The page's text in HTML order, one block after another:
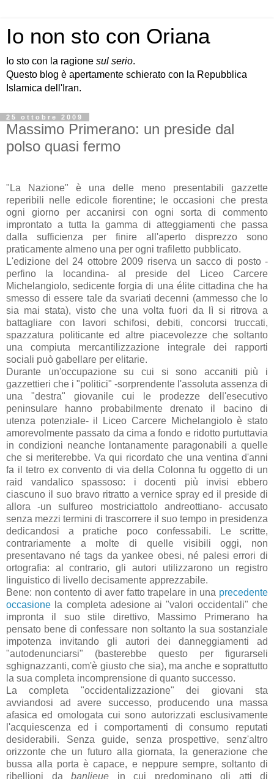
Io non sto con Oriana
Io sto con la ragione sul serio.
Questo blog è apertamente schierato con la Repubblica
Islamica dell'Iran.
25 ottobre 2009
Massimo Primerano: un preside dal
polso quasi fermo
"La Nazione" è una delle meno presentabili gazzette
reperibili nelle edicole fiorentine; le occasioni che presta
ogni giorno per accanirsi con ogni sorta di commento
improntato a tutta la gamma di atteggiamenti che passa
dalla sufficienza per finire all'aperto disprezzo sono
praticamente almeno una per ogni trafiletto pubblicato.
L'edizione del 24 ottobre 2009 riserva un sacco di posto -
perfino la locandina- al preside del Liceo Carcere
Michelangiolo, sedicente forgia di una élite cittadina che ha
smesso di essere tale da svariati decenni (ammesso che lo
sia mai stata), visto che una volta fuori da lì si ritrova a
battagliare con lavori schifosi, debiti, concorsi truccati,
spazzatura politicante ed altre piacevolezze che soltanto
una compiuta mercantilizzazione integrale dei rapporti
sociali può gabellare per elitarie.
Durante un'occupazione su cui si sono accaniti più i
gazzettieri che i "politici" -sorprendente l'assoluta assenza di
una "destra" giovanile cui le prodezze dell'esecutivo
peninsulare hanno probabilmente drenato il bacino di
utenza potenziale- il Liceo Carcere Michelangiolo è stato
amorevolmente passato da cima a fondo e ridotto purtuttavia
in condizioni neanche lontanamente paragonabili a quelle
che si meriterebbe. Va qui ricordato che una ventina d'anni
fa il tetro ex convento di via della Colonna fu oggetto di un
raid vandalico spassoso: i docenti più invisi ebbero
ciascuno il suo bravo ritratto a vernice spray ed il preside di
allora -un sulfureo mostriciattolo andreottiano- accusato
senza mezzi termini di trascorrere il suo tempo in presidenza
dedicandosi a pratiche poco confessabili. Le scritte,
contrariamente a molte di quelle visibili oggi, non
presentavano né tags da yankee obesi, né palesi errori di
ortografia: al contrario, gli autori utilizzarono un registro
linguistico di livello decisamente apprezzabile.
Bene: non contento di aver fatto trapelare in una precedente
occasione la completa adesione ai "valori occidentali" che
impronta il suo stile direttivo, Massimo Primerano ha
pensato bene di confessare non soltanto la sua sostanziale
impotenza invitando gli autori dei danneggiamenti ad
"autodenunciarsi" (basterebbe questo per figurarseli
sghignazzanti, com'è giusto che sia), ma anche e soprattutto
la sua completa incomprensione di quanto successo.
La completa "occidentalizzazione" dei giovani sta
avviandosi ad avere successo, producendo una massa
afasica ed omologata cui sono autorizzati esclusivamente
l'acquiescenza ed i comportamenti di consumo reputati
desiderabili. Senza guide, senza prospettive, senz'altro
orizzonte che un futuro alla giornata, la generazione che
bussa alla porta è capace, e neppure sempre, soltanto di
ribellioni da banlieue in cui predominano gli atti di